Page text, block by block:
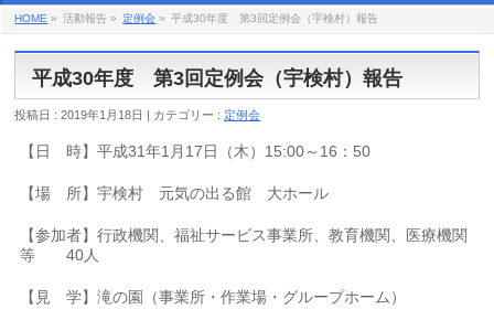
HOME » 活動報告 » 定例会 » 平成30年度 第3回定例会（宇検村）報告
平成30年度 第3回定例会（宇検村）報告
投稿日 : 2019年1月18日 | カテゴリー : 定例会
【日 時】平成31年1月17日（木）15:00～16：50
【場 所】宇検村 元気の出る館 大ホール
【参加者】行政機関、福祉サービス事業所、教育機関、医療機関
等 40人
【見 学】滝の園（事業所・作業場・グループホーム）